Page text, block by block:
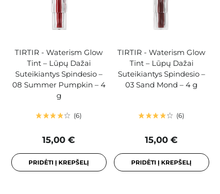
TIRTIR - Waterism Glow
Tint – Lūpų Dažai
Suteikiantys Spindesio –
08 Summer Pumpkin – 4
g
6
15,00 €
PRIDĖTI Į KREPŠELĮ
TIRTIR - Waterism Glow
Tint – Lūpų Dažai
Suteikiantys Spindesio –
03 Sand Mond – 4 g
6
15,00 €
PRIDĖTI Į KREPŠELĮ